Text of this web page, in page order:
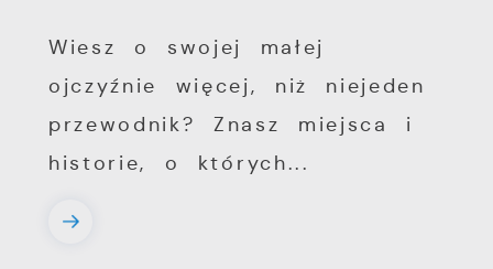
Wiesz o swojej małej
ojczyźnie więcej, niż niejeden
przewodnik? Znasz miejsca i
historie, o których...